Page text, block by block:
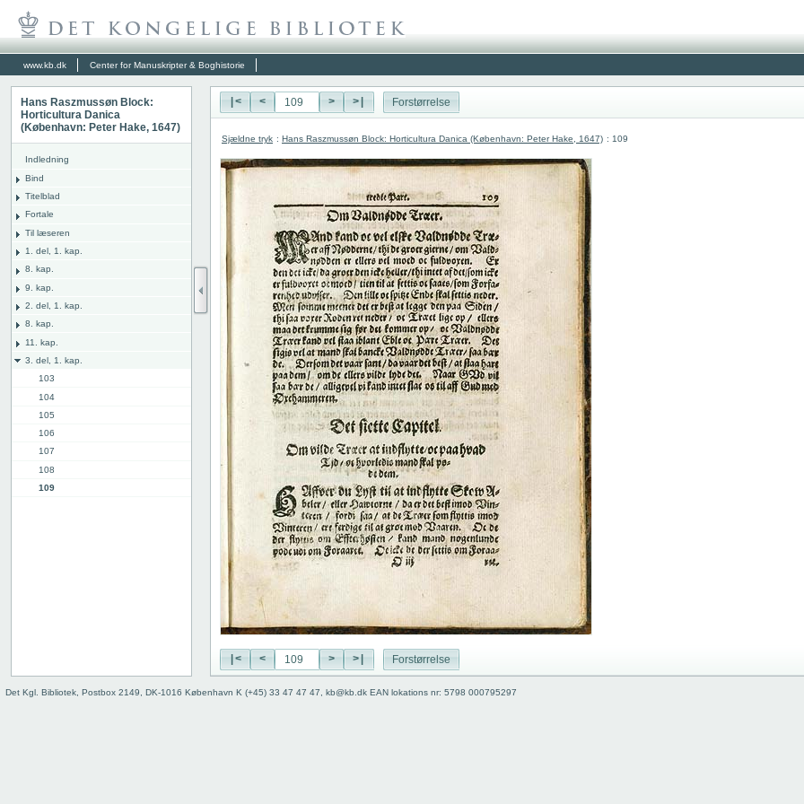
www.kb.dk Center for Manuskripter & Boghistorie
Hans Raszmussøn Block:
Horticultura Danica
(København: Peter Hake, 1647)
Indledning
Bind
Titelblad
Fortale
Til læseren
1. del, 1. kap.
8. kap.
9. kap.
2. del, 1. kap.
8. kap.
11. kap.
3. del, 1. kap.
103
104
105
106
107
108
109
|< < > >| Forstørrelse
Sjældne tryk : Hans Raszmussøn Block: Horticultura Danica (København: Peter Hake, 1647) : 109
|< < > >| Forstørrelse
Det Kgl. Bibliotek, Postbox 2149, DK-1016 København K (+45) 33 47 47 47, kb@kb.dk EAN lokations nr: 5798 000795297